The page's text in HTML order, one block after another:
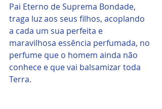
Pai Eterno de Suprema Bondade,
traga luz aos seus filhos, acoplando
a cada um sua perfeita e
maravilhosa essência perfumada, no
perfume que o homem ainda não
conhece e que vai balsamizar toda
Terra.